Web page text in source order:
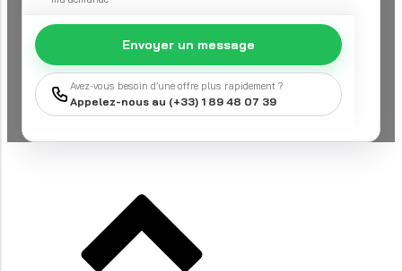
Envoyer un message
Avez-vous besoin d’une offre plus rapidement ?
Appelez-nous au (+33) 1 89 48 07 39